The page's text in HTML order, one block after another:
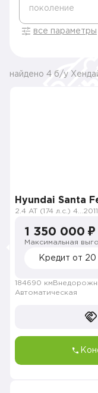
поколение
все параметры
найдено 4 б/у
Hyundai Santa
2011
1 350 000 ₽
Максимальная
Кредит от
184690 км
Автоматическая